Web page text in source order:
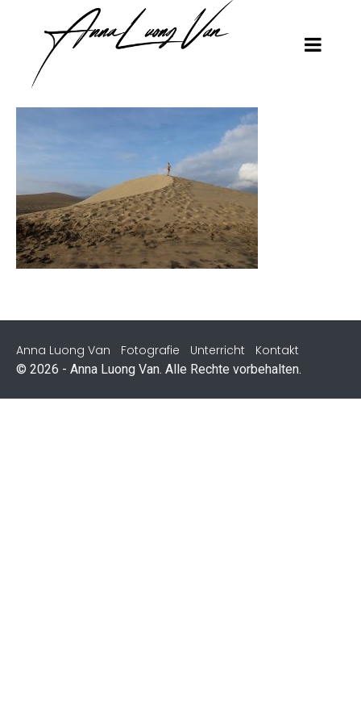
Anna Luong Van Fotografie Unterricht Kontakt
© 2026 - Anna Luong Van. Alle Rechte vorbehalten.